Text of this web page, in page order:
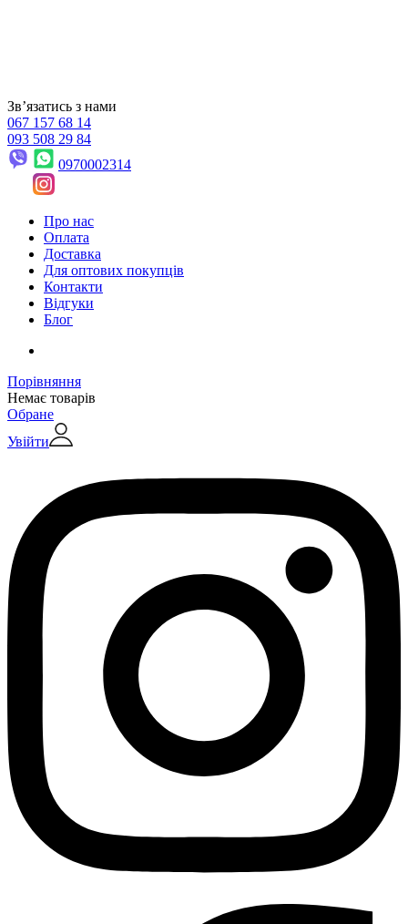
Звʼязатись з нами
067 157 68 14
093 508 29 84
0970002314
Про нас
Оплата
Доставка
Для оптових покупців
Контакти
Відгуки
Блог
Порівняння
Немає товарів
Обране
Увійти